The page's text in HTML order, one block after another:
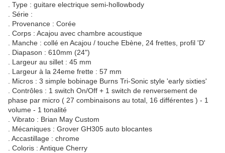
. Type : guitare electrique semi-hollowbody
. Série :
. Provenance : Corée
. Corps : Acajou avec chambre acoustique
. Manche : collé en Acajou / touche Ebène, 24 frettes, profil 'D'
. Diapason : 610mm (24")
. Largeur au sillet : 45 mm
. Largeur à la 24eme frette : 57 mm
. Micros : 3 simple bobinage Burns Tri-Sonic style 'early sixties'
. Contrôles : 1 switch On/Off + 1 switch de renversement de
phase par micro ( 27 combinaisons au total, 16 différentes ) - 1
volume - 1 tonalité
. Vibrato : Brian May Custom
. Mécaniques : Grover GH305 auto blocantes
. Accastillage : chrome
. Coloris : Antique Cherry